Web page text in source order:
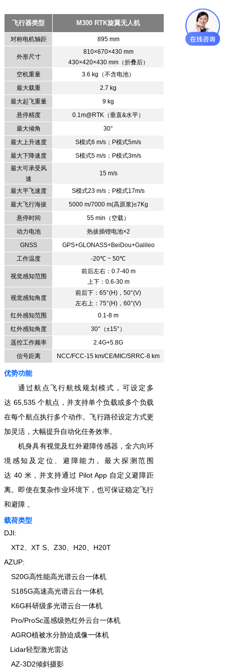
飞行器类型 M300 RTK旋翼无人机
对称电机轴距 895mm
外形尺寸
810×670×430 mm
430×420×430 mm（折叠后）
空机重量
3.6 kg （不含电池）
最大载重
2.7 kg
最大起飞重量
9 kg
悬停精度
0.1m@RTK （垂直&水平）
最大倾角
30°
最大上升速度
S模式6 m/s ； P模式5m/s
最大下降速度
S模式5 m/s ； P模式3m/s
最大可承受风
速
15m/s
最大平飞速度 S模式23 m/s ； P模式17m/s
最大飞行海拔
5000 m/7000 m(高原浆)≤7Kg
悬停时间
55 min （空载）
动力电池
热拔插锂电池×2
GNSS
GPS+GLONASS+BeiDou+Galileo
工作温度
-20℃ ~ 50℃
视觉感知范围
前后左右： 0.7-40 m
上下： 0.6-30 m
视觉感知角度
前后下 ： 65°(H) ， 50°(V)
左右上 ： 75°(H) ， 60°(V)
红外感知范围
0.1-8 m
红外感知角度 30° （±15° ）
遥控工作频率
2.4G+5.8G
信号距离 NCC/FCC-15 km/CE/MIC/SRRC-8 km
优势功能
通过航点飞行航线规划模式，可设定多
达 65,535 个航点，并支持单个负载或多个负载
在每个航点执行多个动作。飞行路径设定方式更
加灵活，大幅提升自动化任务效率。
机身具有视觉及红外避障传感器 ，全六向环
境感知及定位、避障能力。最大探测范围
达 40 米，并支持通过 Pilot App 自定义避障距
离。即使在复杂作业环境下，也可保证稳定飞行
和避障 。
载荷类型
DJI:
XT2 XT S Z30 H20
H20T
AZUP:
S20G高性能高光谱云台一体机
S185G高速高光谱云台一体机
K6G科研级多光谱云台一体机
Pro/ProSc遥感级热红外云台一体机
AGRO植被水分胁迫成像一体机
L idar轻型激光雷达
AZ-3D2倾斜摄影